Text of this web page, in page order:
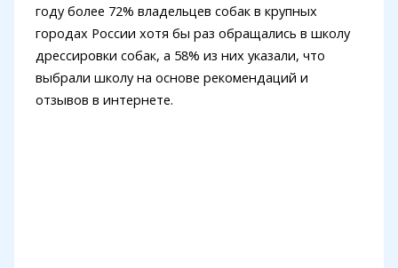
году более 72% владельцев собак в крупных
городах России хотя бы раз обращались в школу
дрессировки собак, а 58% из них указали, что
выбрали школу на основе рекомендаций и
отзывов в интернете.